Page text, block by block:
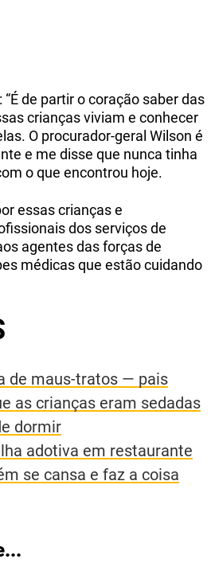
de partir o coração saber das
crianças viviam e conhecer
O procurador-geral Wilson é
e me disse que nunca tinha
o que encontrou hoje.
essas crianças e
dos serviços de
agentes das forças de
médicas que estão cuidando
de maus-tratos — pais
as crianças eram sedadas
dormir
adotiva em restaurante
se cansa e faz a coisa